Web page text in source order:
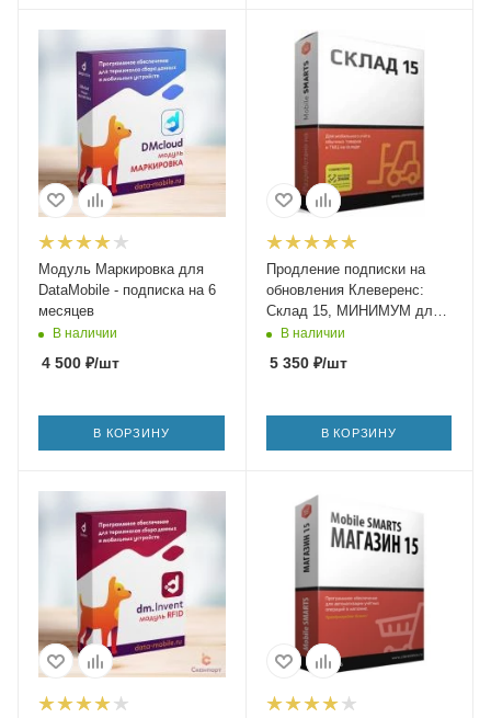
Модуль Маркировка для
DataMobile - подписка на 6
месяцев
В наличии
4 500 ₽/шт
В КОРЗИНУ
Продление подписки на
обновления Клеверенс:
Склад 15, МИНИМУМ для
конфигурации на базе «1С:
В наличии
5 350₽/шт
В КОРЗИНУ